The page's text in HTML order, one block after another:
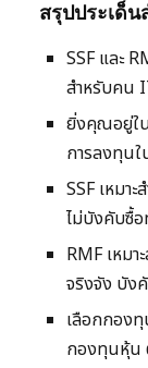
สรุปประเด็
SSF และ
สำหรับคน
ยิ่งคุณอยู่ใน
การลงทุน
SSF เหมา
ไม่บังคับซื้
RMF เหม
จริงจัง บัง
เลือกกองทุ
กองทุนหุ้น